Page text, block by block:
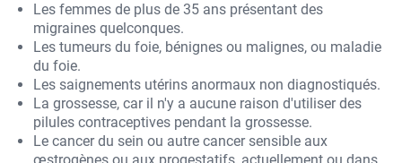
Les femmes de plus de 35 ans présentant des
migraines quelconques.
Les tumeurs du foie, bénignes ou malignes, ou maladie
du foie.
Les saignements utérins anormaux non diagnostiqués.
La grossesse, car il n'y a aucune raison d'utiliser des
pilules contraceptives pendant la grossesse.
Le cancer du sein ou autre cancer sensible aux